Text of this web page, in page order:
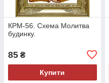
КРМ-56. Схема Молитва
будинку.
85 ₴
Купити